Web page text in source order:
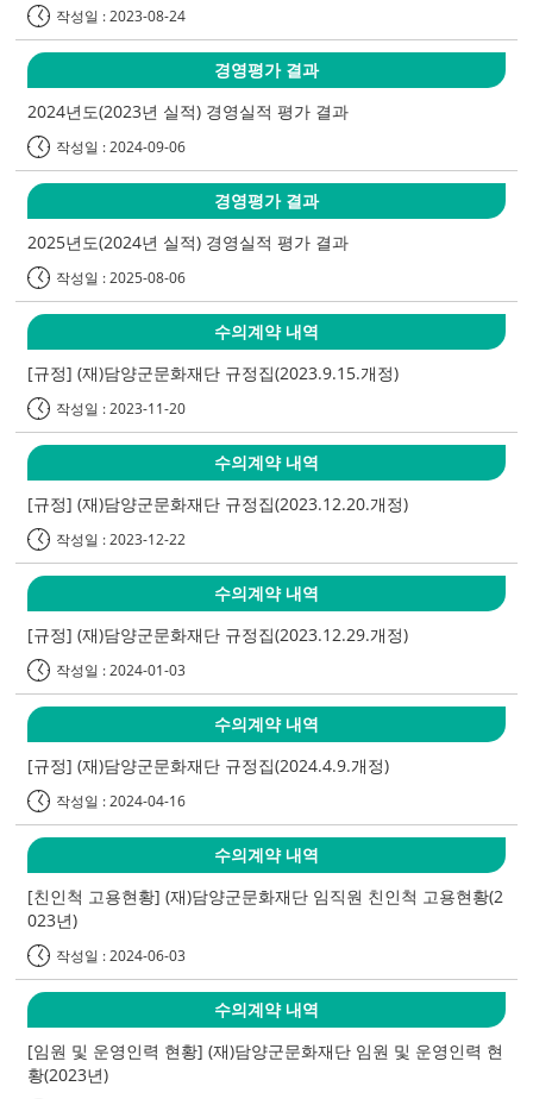
작성일 : 2023-08-24
경영평가 결과
2024년도(2023년 실적) 경영실적 평가 결과
작성일 : 2024-09-06
경영평가 결과
2025년도(2024년 실적) 경영실적 평가 결과
작성일 : 2025-08-06
수의계약 내역
[규정] (재)담양군문화재단 규정집(2023.9.15.개정)
작성일 : 2023-11-20
수의계약 내역
[규정] (재)담양군문화재단 규정집(2023.12.20.개정)
작성일 : 2023-12-22
수의계약 내역
[규정] (재)담양군문화재단 규정집(2023.12.29.개정)
작성일 : 2024-01-03
수의계약 내역
[규정] (재)담양군문화재단 규정집(2024.4.9.개정)
작성일 : 2024-04-16
수의계약 내역
[친인척 고용현황] (재)담양군문화재단 임직원 친인척 고용현황(2
023년)
작성일 : 2024-06-03
수의계약 내역
[임원 및 운영인력 현황] (재)담양군문화재단 임원 및 운영인력 현
황(2023년)